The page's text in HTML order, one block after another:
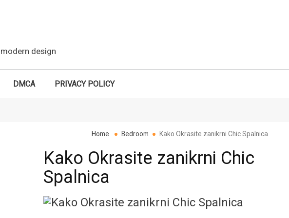
design
DMCA
PRIVACY POLICY
Home Bedroom Kako Okrasite zanikrni Chic Spalnica
Kako Okrasite zanikrni Chic
Spalnica